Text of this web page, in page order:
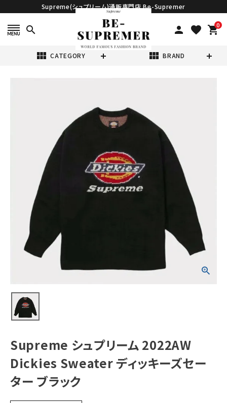
Supreme(シュプリーム)通販専門店 Be-Supremer
search person favorite 0
shopping_cart
view_module CATEGORY view_module BRAND
Supreme シュプ
リーム 2022AW
Sweater ディッ
キーズセーター
NEW ITEMS
Tシャツ・ロングスリーブ
パーカー・トレーナー
キャップ・ハット
ニット帽・ビーニー
Supreme シュプリーム 2022AW
Dickies Sweater ディッキーズセー
ター ブラック